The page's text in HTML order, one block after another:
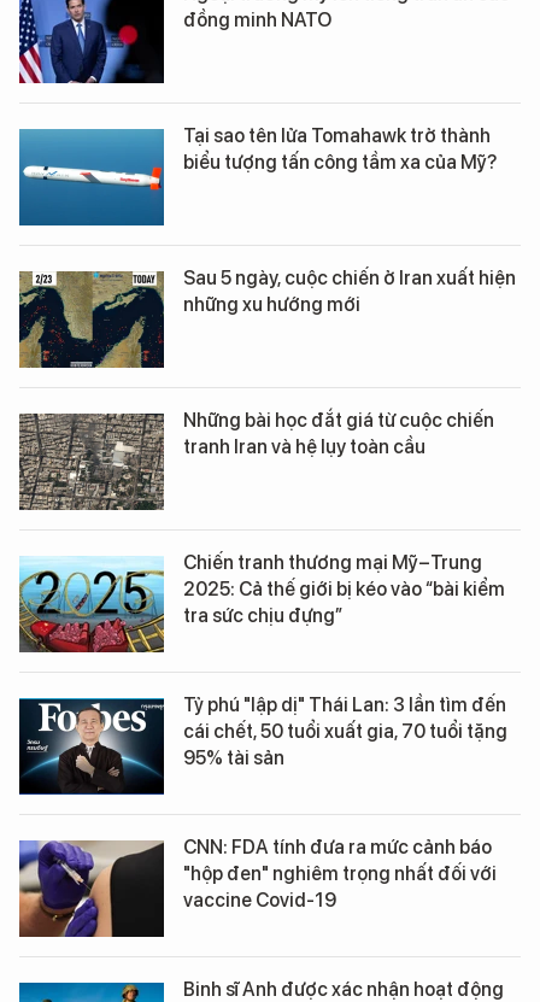
đồng minh NATO
Tại sao tên lửa Tomahawk trở thành
biểu tượng tấn công tầm xa của Mỹ?
Sau 5 ngày, cuộc chiến ở Iran xuất hiện
những xu hướng mới
Những bài học đắt giá từ cuộc chiến
tranh Iran và hệ lụy toàn cầu
Chiến tranh thương mại Mỹ–Trung
2025: Cả thế giới bị kéo vào “bài kiểm
tra sức chịu đựng”
Tỷ phú "lập dị" Thái Lan: 3 lần tìm đến
cái chết, 50 tuổi xuất gia, 70 tuổi tặng
95% tài sản
CNN: FDA tính đưa ra mức cảnh báo
"hộp đen" nghiêm trọng nhất đối với
vaccine Covid-19
Binh sĩ Anh được xác nhận hoạt động